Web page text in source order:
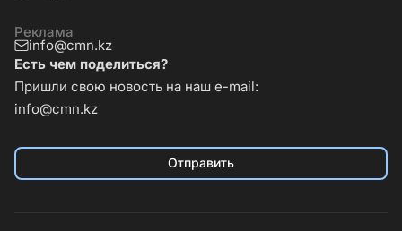
Реклама
info@cmn.kz
Есть чем поделиться?
Пришли свою новость на наш e-mail:
info@cmn.kz
Отправить